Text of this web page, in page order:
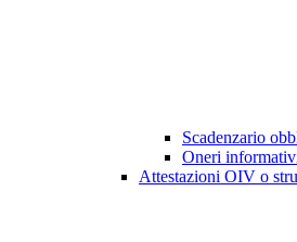
Scadenzario
Oneri
Attestazioni OIV o